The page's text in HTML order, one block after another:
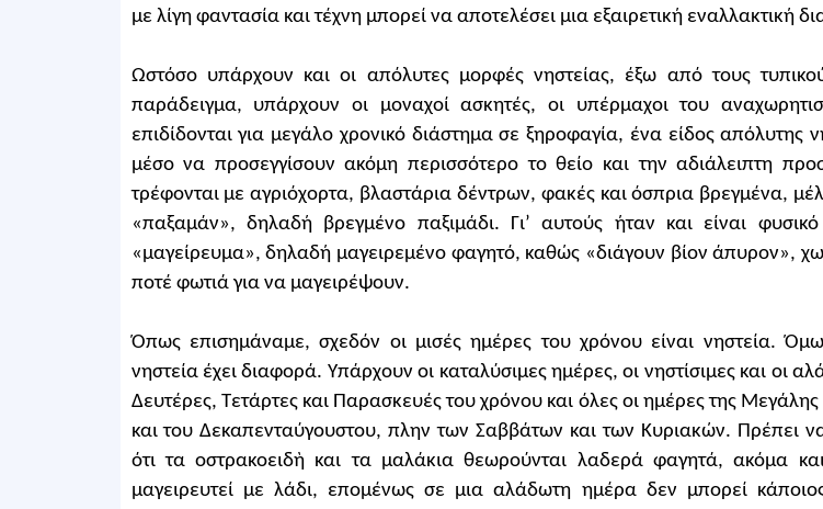
με λίγη φαντασία και τέχνη μπορεί να αποτελέσει μια εξαιρετική εναλλακτική
Ωστόσο υπάρχουν και οι απόλυτες μορφές νηστείας, έξω από τους
παράδειγμα, υπάρχουν οι μοναχοί ασκητές, οι υπέρμαχοι του
επιδίδονται για μεγάλο χρονικό διάστημα σε ξηροφαγία, ένα είδος απόλυτης
μέσο να προσεγγίσουν ακόμη περισσότερο το θείο και την αδιάλειπτη
τρέφονται με αγριόχορτα, βλαστάρια δέντρων, φακές και όσπρια βρεγμένα,
«παξαμάν», δηλαδή βρεγμένο παξιμάδι. Γι’ αυτούς ήταν και είναι
«μαγείρευμα», δηλαδή μαγειρεμένο φαγητό, καθώς «διάγουν βίον άπυρον»,
ποτέ φωτιά για να μαγειρέψουν.
Όπως επισημάναμε, σχεδόν οι μισές ημέρες του χρόνου είναι νηστεία.
νηστεία έχει διαφορά. Υπάρχουν οι καταλύσιμες ημέρες, οι νηστίσιμες και οι
Δευτέρες, Τετάρτες και Παρασκευές του χρόνου και όλες οι ημέρες της
και του Δεκαπενταύγουστου, πλην των Σαββάτων και των Κυριακών. Πρέπει
ότι τα οστρακοειδὴ και τα μαλάκια θεωρούνται λαδερά φαγητά, ακόμα
μαγειρευτεί με λάδι, επομένως σε μια αλάδωτη ημέρα δεν μπορεί